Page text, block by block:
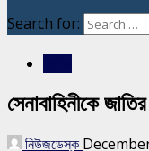
Search for:
সেনাবাহিনীকে
নিউজডেস্ক